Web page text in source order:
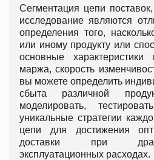
Сегментация цепи
исследование являются
определения того,
или иному продукту или
основные характеристики
маржа, скорость
вы можете определить
сбыта различной
моделировать,
уникальные стратегии
цепи для достижения
доставки при
эксплуатационных расходах.